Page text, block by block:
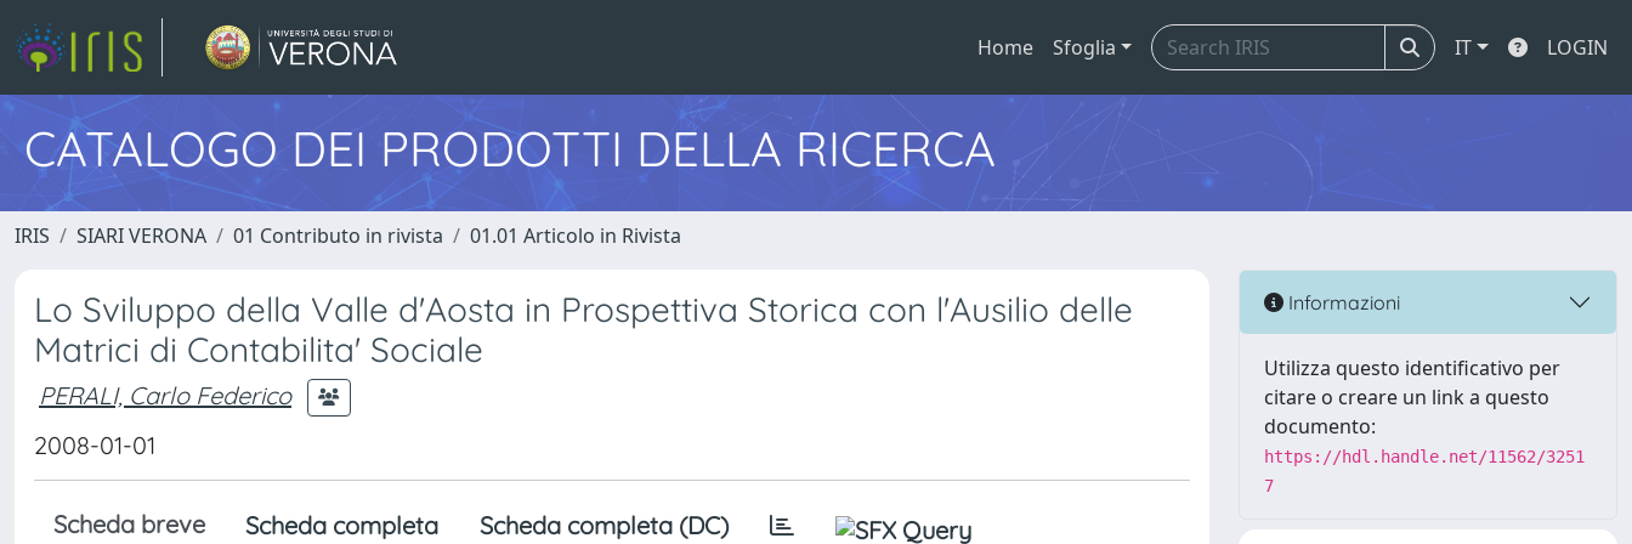
Home Sfoglia IT LOGIN
CATALOGO DEI PRODOTTI DELLA RICERCA
IRIS SIARI VERONA 01 Contributo in rivista 01.01 Articolo in Rivista
Lo Sviluppo della Valle d'Aosta in Prospettiva Storica con l'Ausilio delle
Matrici di Contabilita' Sociale
PERALI, Carlo Federico
2008-01-01
Scheda breve Scheda completa Scheda completa (DC)
Informazioni
Utilizza questo identificativo per
citare o creare un link a questo
documento:
https://hdl.handle.net/11562/3251
7